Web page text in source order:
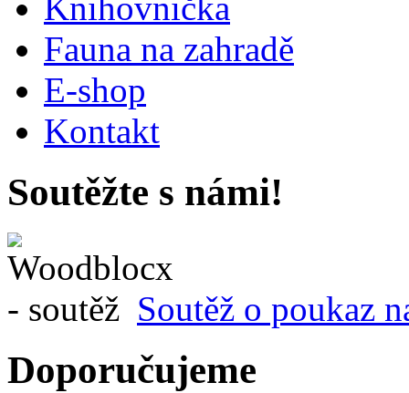
Knihovnička
Fauna na zahradě
E-shop
Kontakt
Soutěžte s námi!
Soutěž o poukaz
Doporučujeme